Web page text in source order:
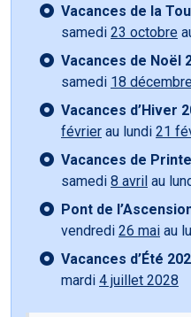
Vacances de la
samedi 23 octobre
Vacances de Noël
samedi 18 décembre
Vacances d’Hiver
février au lundi 21
Vacances de
samedi 8 avril au
Pont de
vendredi 26 mai au
Vacances d’Été
mardi 4 juillet 2028